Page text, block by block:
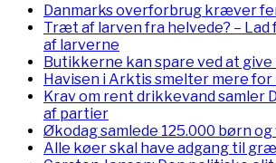
Danmarks overforbrug kræver
Træt af larven fra helvede? – Lad
af larverne
Butikkerne kan spare ved at
Havisen i Arktis smelter mere
Krav om rent drikkevand samler
af partier
Økodag samlede 125.000 børn og
Alle køer skal have adgang til